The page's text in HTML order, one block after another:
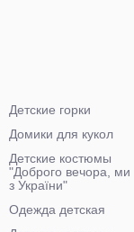
Детские горки
Домики для кукол
Детские костюмы
"Доброго вечора, ми
з України"
Одежда детская